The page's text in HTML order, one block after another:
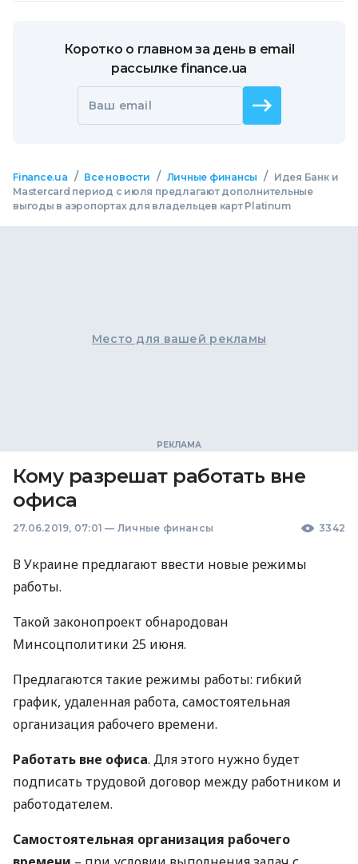
Коротко о главном за день в email
рассылке finance.ua
Ваш email
Finance.ua / Все новости / Личные финансы /
Идея Банк и
Mastercard период с июля предлагают дополнительные
выгоды в аэропортах для владельцев карт Platinum
Место для вашей рекламы
Кому разрешат работать вне
офиса
27.06.2019, 07:01 — Личные финансы 3342
В Украине предлагают ввести новые режимы
работы.
Такой законопроект обнародован
Минсоцполитики 25 июня.
Предлагаются такие режимы работы: гибкий
график, удаленная работа, самостоятельная
организация рабочего времени.
Работать вне офиса. Для этого нужно будет
подписать трудовой договор между работником и
работодателем.
Самостоятельная организация рабочего